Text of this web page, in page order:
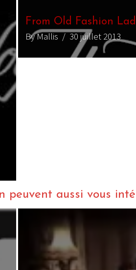
From Old Fashion
By Mallis/ 30 juillet 2013
aussi vous